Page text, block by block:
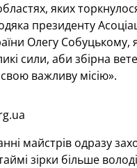
яких
президенту
Олегу Собуцькому,
сили, аби збірна
важливу місію».
майстрів одразу
зірки більше